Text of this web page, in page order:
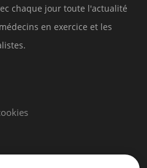
chaque jour toute l'actualité
en exercice et les